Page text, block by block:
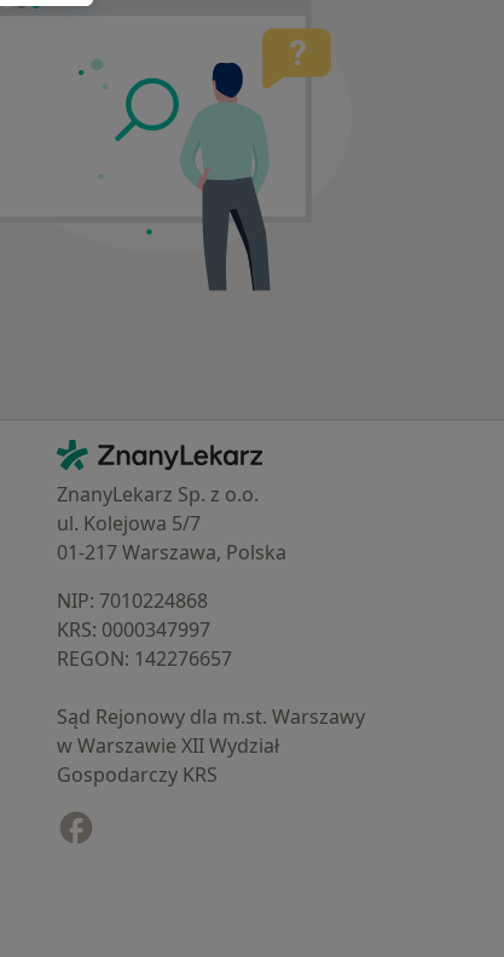
Kontakt
ZnanyLekarz - Strona główna
ZnanyLekarz Sp. z o.o.
ul. Kolejowa 5/7
01-217 Warszawa, Polska
NIP: ⁠7010224868
KRS: ⁠0000347997
REGON: ⁠142276657
Sąd Rejonowy dla m.st. Warszawy
w Warszawie XII Wydział
Gospodarczy KRS